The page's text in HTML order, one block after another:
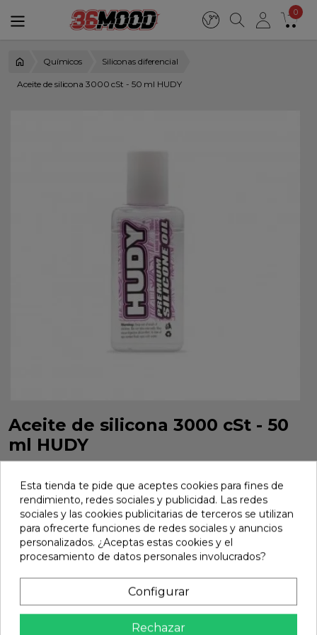
0
Químicos Siliconas diferencial
Aceite de silicona 3000 cSt - 50 ml HUDY
Aceite de silicona 3000 cSt - 50
ml HUDY
106430.
Marca: Hudy Ref:
9,37 €
Añadir
En stock
Esta tienda te pide que aceptes cookies para fines de
rendimiento, redes sociales y publicidad. Las redes
sociales y las cookies publicitarias de terceros se utilizan
para ofrecerte funciones de redes sociales y anuncios
personalizados. ¿Aceptas estas cookies y el
procesamiento de datos personales involucrados?
Configurar
Rechazar